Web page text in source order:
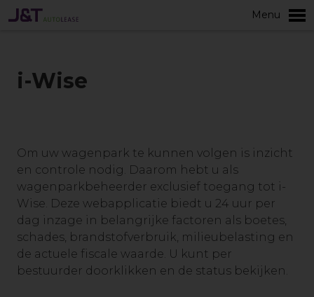
Menu
i-Wise
Om uw wagenpark te kunnen volgen is inzicht
en controle nodig. Daarom hebt u als
wagenparkbeheerder exclusief toegang tot i-
Wise. Deze webapplicatie biedt u 24 uur per
dag inzage in belangrijke factoren als boetes,
schades, brandstofverbruik, milieubelasting en
de actuele fiscale waarde. U kunt per
bestuurder doorklikken en de status bekijken.